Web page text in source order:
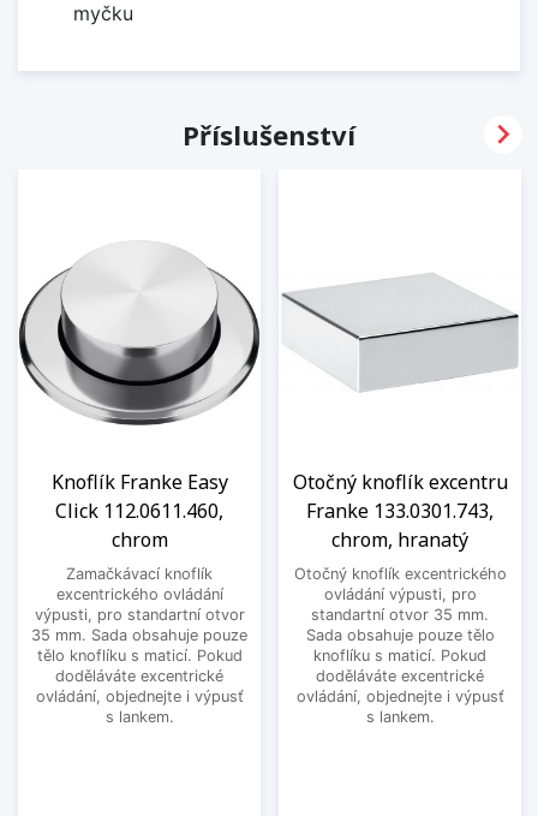
myčku
Příslušenství
Knoflík Franke Easy
Click 112.0611.460,
chrom
Zamačkávací knoflík
excentrického ovládání
výpusti, pro standartní otvor
35 mm. Sada obsahuje pouze
tělo knoflíku s maticí. Pokud
doděláváte excentrické
ovládání, objednejte i výpusť
s lankem.
Otočný knoflík excentru
Franke 133.0301.743,
chrom, hranatý
Otočný knoflík excentrického
ovládání výpusti, pro
standartní otvor 35 mm.
Sada obsahuje pouze tělo
knoflíku s maticí. Pokud
doděláváte excentrické
ovládání, objednejte i výpusť
s lankem.
